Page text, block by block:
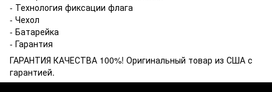
- Технология фиксации флага
- Чехол
- Батарейка
- Гарантия
ГАРАНТИЯ КАЧЕСТВА 100%! Оригинальный товар из США с
гарантией.